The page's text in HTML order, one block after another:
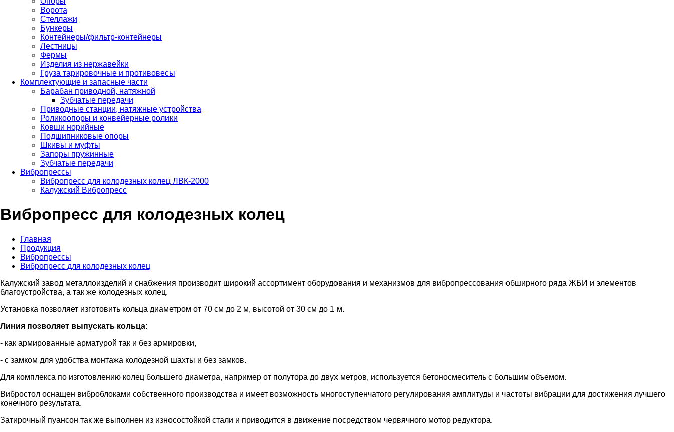
Ворота
Стеллажи
Бункеры
Контейнеры/фильтр-контейнеры
Лестницы
Фермы
Изделия из нержавейки
Груза тарировочные и противовесы
Комплектующие и запасные части
Барабан приводной, натяжной
Зубчатые передачи
Приводные станции, натяжные устройства
Роликоопоры и конвейерные ролики
Ковши норийные
Подшипниковые опоры
Шкивы и муфты
Запоры пружинные
Зубчатые передачи
Вибропрессы
Вибропресс для колодезных колец ЛВК-2000
Калужский Вибропресс
Вибропресс для колодезных колец
Главная
Продукция
Вибропрессы
Вибропресс для колодезных колец
Калужский завод металлоизделий и снабжения производит широкий ассортимент оборудования и механизмов для вибропрессования обширного ряда ЖБИ и элементов
благоустройства, а так же колодезных колец.
Установка позволяет изготовить кольца диаметром от 70 см до 2 м, высотой от 30 см до 1 м.
Линия позволяет выпускать кольца:
- как армированные арматурой так и без армировки,
- с замком для удобства монтажа колодезной шахты и без замков.
Для комплекса по изготовлению колец большего диаметра, например от полутора до двух метров, используется бетоносмеситель с большим объемом.
Вибростол оснащен виброблоками собственного производства и имеет возможность многоступенчатого регулирования амплитуды и частоты вибрации для достижения лучшего
конечного результата.
Затирочный пуансон так же выполнен из износостойкой стали и приводится в движение посредством червячного мотор редуктора.